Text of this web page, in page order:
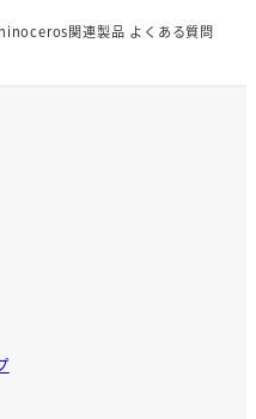
関連製品 よくある質問